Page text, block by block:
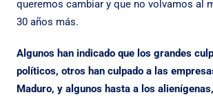
queremos cambiar y que no volvamos al
30 años más.
Algunos han indicado que los grandes
políticos, otros han culpado a las
Maduro, y algunos hasta a los